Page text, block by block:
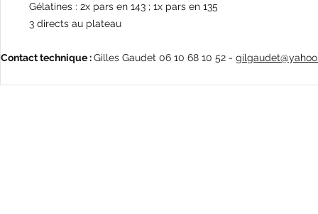
Gélatines : 2x pars en 143 ; 1x pars en 135
3 directs au plateau
Contact technique :Gilles Gaudet 06 10 68 10 52 -